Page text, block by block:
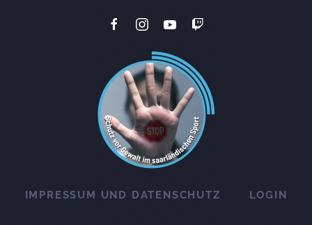
IMPRESSUM UND DATENSCHUTZ LOGIN